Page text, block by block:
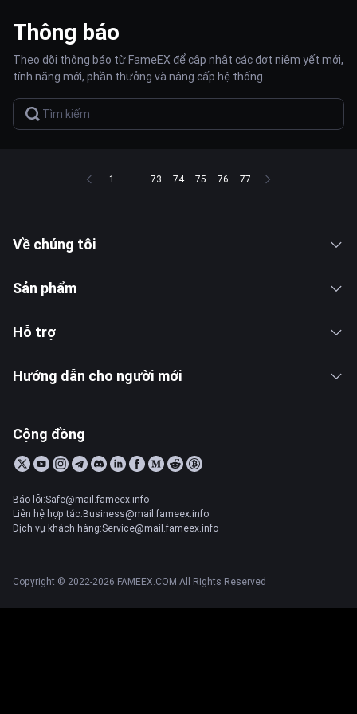
Thông báo
Theo dõi thông báo từ FameEX để cập nhật các đợt niêm yết mới,
tính năng mới, phần thưởng và nâng cấp hệ thống.
1 ... 73 74 75 76 77
Về chúng tôi
Sản phẩm
Hỗ trợ
Hướng dẫn cho người mới
Cộng đồng
Báo lỗi:Safe@mail.fameex.info
Liên hệ hợp tác:Business@mail.fameex.info
Dịch vụ khách hàng:Service@mail.fameex.info
Copyright © 2022-2026 FAMEEX.COM All Rights Reserved